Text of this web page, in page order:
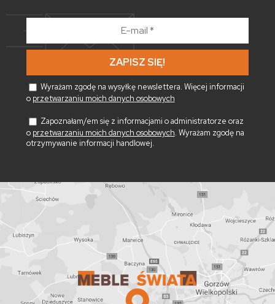
*
Wyrażam zgodę na wysyłkę newslettera. Więcej informacji
o przetwarzaniu moich danych osobowych
Zapoznałam/em się z informacjami o administratorze oraz
o przetwarzaniu moich danych osobowych. Wyrażam zgodę na
otrzymywanie informacji handlowej.